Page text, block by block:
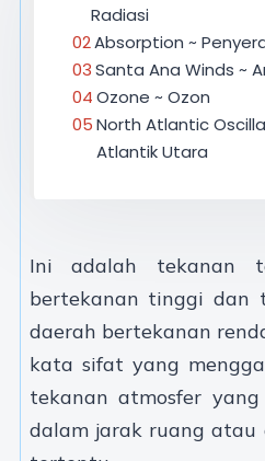
Radiasi
Absorption ~
Santa Ana Winds ~
Ozone ~ Ozon
North Atlantic
Atlantik Utara
Ini adalah tekanan
bertekanan tinggi dan
daerah bertekanan
kata sifat yang
tekanan atmosfer
dalam jarak ruang